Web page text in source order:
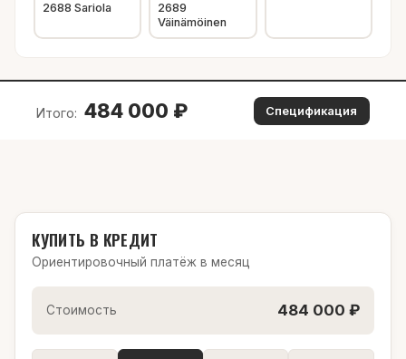
2688 Sariola
2689
Väinämöinen
Итого: 484 000 ₽ Спецификация
КУПИТЬ В КРЕДИТ
Ориентировочный платёж в месяц
Стоимость 484 000 ₽